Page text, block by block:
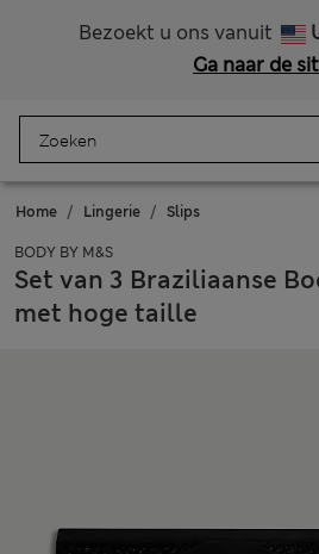
Bezoekt u ons vanuit
Ga naar de
Home Lingerie Slips
BODY BY M&S
Set van 3 Braziliaanse
met hoge taille